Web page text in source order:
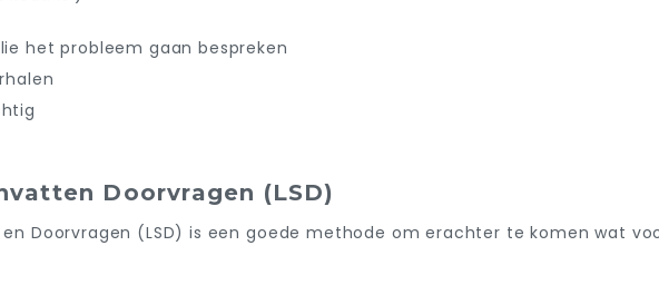
het probleem gaan bespreken
Doorvragen (LSD)
Doorvragen (LSD) is een goede methode om erachter te komen wat